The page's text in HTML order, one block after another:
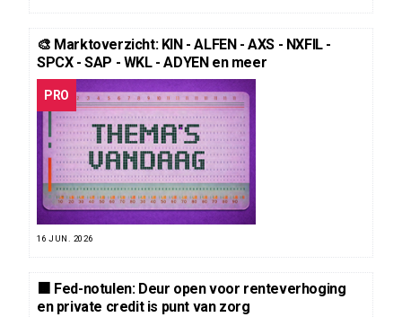
🎨 Marktoverzicht: KIN - ALFEN - AXS - NXFIL -
SPCX - SAP - WKL - ADYEN en meer
PRO
16 JUN. 2026
🟧 Fed-notulen: Deur open voor renteverhoging
en private credit is punt van zorg